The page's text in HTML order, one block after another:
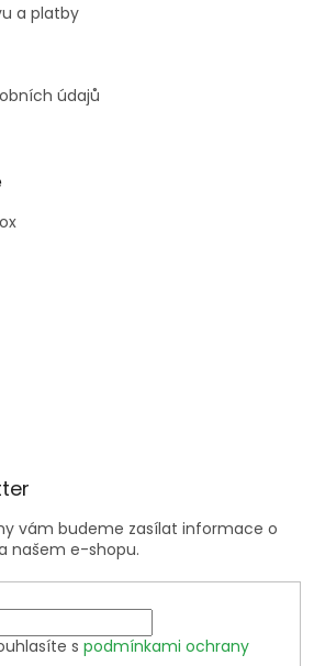
a platby
údajů
vám budeme zasílat informace o
našem e-shopu.
s podmínkami ochrany